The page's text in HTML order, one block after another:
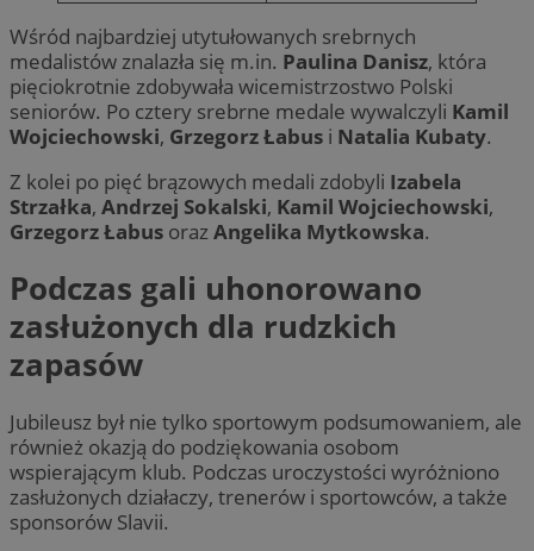
Wśród najbardziej utytułowanych srebrnych
medalistów znalazła się m.in. Paulina Danisz, która
pięciokrotnie zdobywała wicemistrzostwo Polski
seniorów. Po cztery srebrne medale wywalczyli Kamil
Wojciechowski, Grzegorz Łabus i Natalia Kubaty.
Z kolei po pięć brązowych medali zdobyli Izabela
Strzałka, Andrzej Sokalski, Kamil Wojciechowski,
Grzegorz Łabus orazAngelika Mytkowska.
Podczas gali uhonorowano
zasłużonych dla rudzkich
zapasów
Jubileusz był nie tylko sportowym podsumowaniem, ale
również okazją do podziękowania osobom
wspierającym klub. Podczas uroczystości wyróżniono
zasłużonych działaczy, trenerów i sportowców, a także
sponsorów Slavii.